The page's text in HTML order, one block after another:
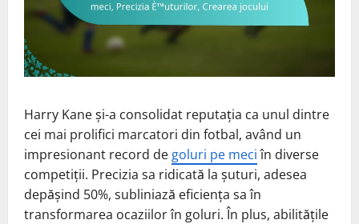
Harry Kane și-a consolidat reputația ca unul dintre
cei mai prolifici marcatori din fotbal, având un
impresionant record de goluri pe meciîn diverse
competiții. Precizia sa ridicată la șuturi, adesea
depășind 50%, subliniază eficiența sa în
transformarea ocaziilor în goluri. În plus, abilitățile